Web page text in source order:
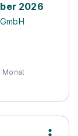
2026
Monat